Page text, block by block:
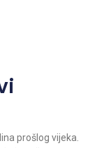
prošlog vijeka.